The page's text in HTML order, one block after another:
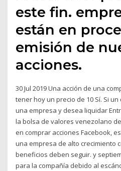
este fin.
están en
emisión de
acciones.
30 Jul 2019 Una acción de una
tener hoy un precio de 10 Sí. Si
una empresa y desea liquidar
la bolsa de valores venezolano
en comprar acciones Facebook,
una empresa de alto crecimiento
beneficios deben seguir. y
para la compañía debido al